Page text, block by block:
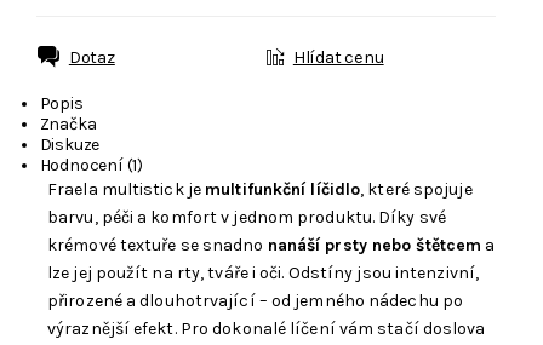
Dotaz Hlídat cenu
Popis
Značka
Diskuze
Hodnocení (1)
Fraela multistick je multifunkční líčidlo, které spojuje
barvu, péči a komfort v jednom produktu. Díky své
krémové textuře se snadno nanáší prsty nebo štětcem a
lze jej použít na rty, tváře i oči. Odstíny jsou intenzivní,
přirozené a dlouhotrvající – od jemného nádechu po
výraznější efekt. Pro dokonalé líčení vám stačí doslova